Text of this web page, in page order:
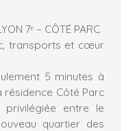
7ᵉ – CÔTÉ PARC
transports et cœur
5 minutes à
résidence Côté Parc
privilégiée entre le
quartier des